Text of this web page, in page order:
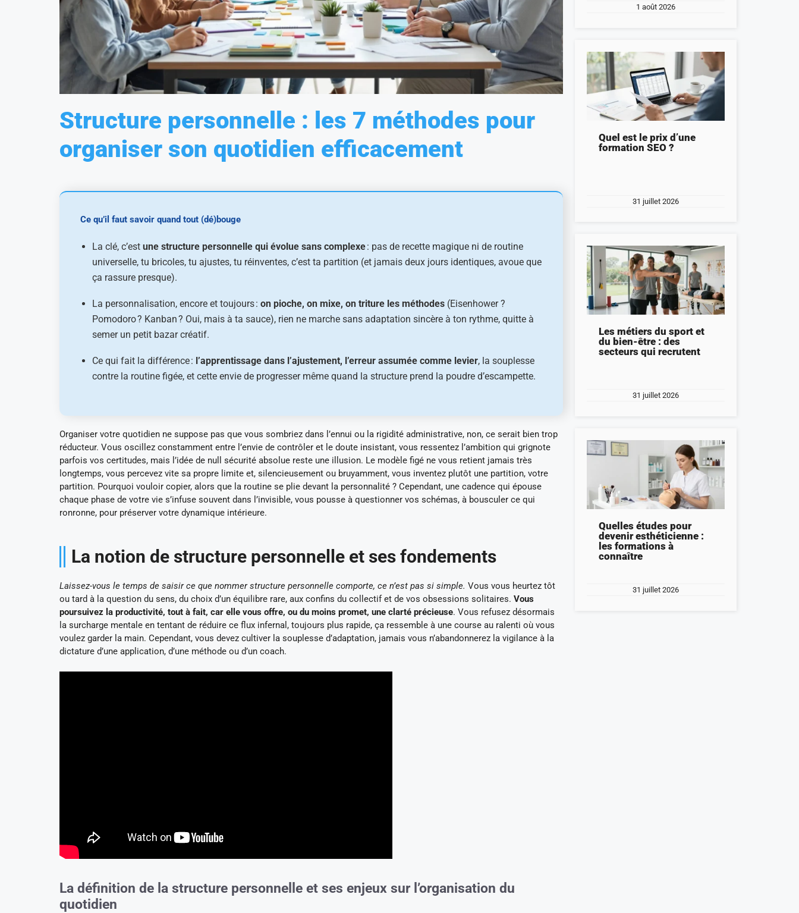
Structure personnelle : les 7 méthodes pour
organiser son quotidien efficacement
Ce qu’il faut savoir quand tout (dé)bouge
La clé, c’est une structure personnelle qui évolue sans complexe: pas de recette magique ni de routine
universelle, tu bricoles, tu ajustes, tu réinventes, c’est ta partition (et jamais deux jours identiques, avoue que
ça rassure presque).
La personnalisation, encore et toujours : on pioche, on mixe, on triture les méthodes (Eisenhower ?
Pomodoro ? Kanban ? Oui, mais à ta sauce), rien ne marche sans adaptation sincère à ton rythme, quitte à
semer un petit bazar créatif.
Ce qui fait la différence : l’apprentissage dans l’ajustement, l’erreur assumée comme levier, la souplesse
contre la routine figée, et cette envie de progresser même quand la structure prend la poudre d’escampette.
Organiser votre quotidien ne suppose pas que vous sombriez dans l’ennui ou la rigidité administrative, non, ce serait bien trop
réducteur. Vous oscillez constamment entre l’envie de contrôler et le doute insistant, vous ressentez l’ambition qui grignote
parfois vos certitudes, mais l’idée de null sécurité absolue reste une illusion. Le modèle figé ne vous retient jamais très
longtemps, vous percevez vite sa propre limite et, silencieusement ou bruyamment, vous inventez plutôt une partition, votre
partition. Pourquoi vouloir copier, alors que la routine se plie devant la personnalité ? Cependant, une cadence qui épouse
chaque phase de votre vie s’infuse souvent dans l’invisible, vous pousse à questionner vos schémas, à bousculer ce qui
ronronne, pour préserver votre dynamique intérieure.
La notion de structure personnelle et ses fondements
Laissez-vous le temps de saisir ce que nommer structure personnelle comporte, ce n’est pas si simple. Vous vous heurtez tôt
ou tard à la question du sens, du choix d’un équilibre rare, aux confins du collectif et de vos obsessions solitaires. Vous
poursuivez la productivité, tout à fait, car elle vous offre, ou du moins promet, une clarté précieuse. Vous refusez désormais
la surcharge mentale en tentant de réduire ce flux infernal, toujours plus rapide, ça ressemble à une course au ralenti où vous
voulez garder la main. Cependant, vous devez cultiver la souplesse d’adaptation, jamais vous n’abandonnerez la vigilance à la
dictature d’une application, d’une méthode ou d’un coach.
La définition de la structure personnelle et ses enjeux sur l’organisation du
quotidien
1 août 2026
Quel est le prix d’une
formation SEO ?
31 juillet 2026
Les métiers du sport et
du bien-être : des
secteurs qui recrutent
31 juillet 2026
Quelles études pour
devenir esthéticienne :
les formations à
connaître
31 juillet 2026